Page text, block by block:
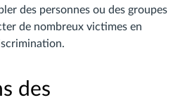
des personnes ou des groupes
de nombreux victimes en
des